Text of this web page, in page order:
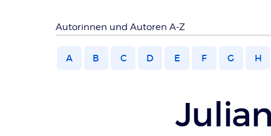
Autorinnen und Autoren A-Z
A B C D E F G H